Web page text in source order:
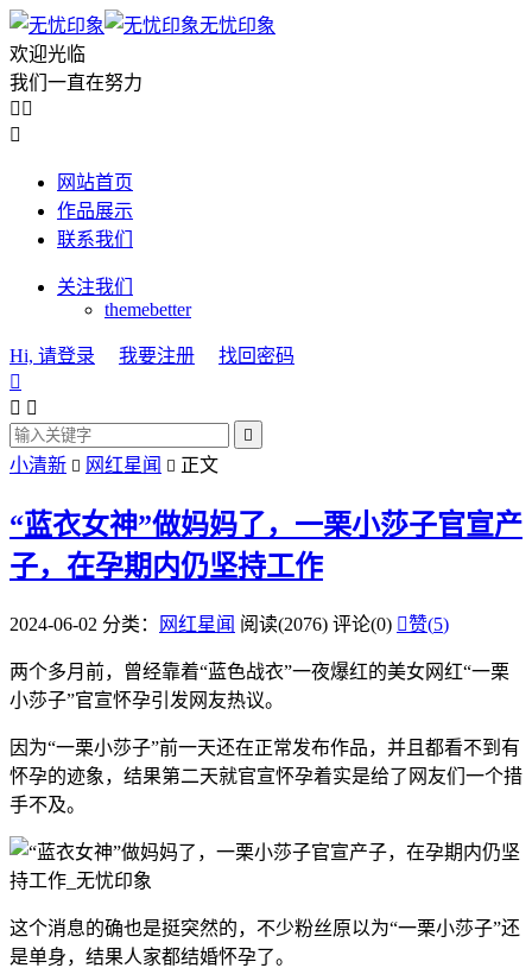
无忧印象
欢迎光临
我们一直在努力
 

网站首页
作品展示
联系我们
关注我们
themebetter
Hi, 请登录 我要注册
找回密码

 

小清新  网红星闻  正文
“蓝衣女神”做妈妈了，一栗小莎子官宣产
子，在孕期内仍坚持工作
2024-06-02 分类： 网红星闻 阅读(2076) 评论(0) 赞(5)
两个多月前，曾经靠着“蓝色战衣”一夜爆红的美女网红“一栗
小莎子”官宣怀孕引发网友热议。
因为“一栗小莎子”前一天还在正常发布作品，并且都看不到有
怀孕的迹象，结果第二天就官宣怀孕着实是给了网友们一个措
手不及。
这个消息的确也是挺突然的，不少粉丝原以为“一栗小莎子”还
是单身，结果人家都结婚怀孕了。